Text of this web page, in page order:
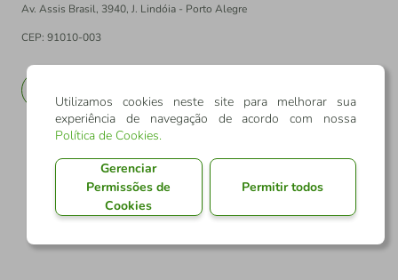
Av. Assis Brasil, 3940, J. Lindóia - Porto Alegre
CEP: 91010-003
Utilizamos cookies neste site para melhorar sua
experiência de navegação de acordo com nossa
Política de Cookies.
Gerenciar
Permissões de
Cookies
Permitir todos